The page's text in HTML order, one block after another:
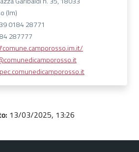
(Im)
0184 28771
287777
13/03/2025, 13:26